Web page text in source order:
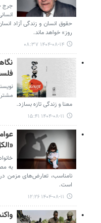
جرج
حقوق انسان و زندگی آزاد
روز» خواهد ماند.
۱۴۰۴-۰۸-۱۴ ۰۸:۳۷
معنا و زندگی تازه بسازد.
۱۴۰۴-۰۸-۱۱ ۱۵:۴۱
به
نامناسب، تعارض‌های مزمن
است.
۱۴۰۴-۰۸-۱۱ ۱۲:۲۶